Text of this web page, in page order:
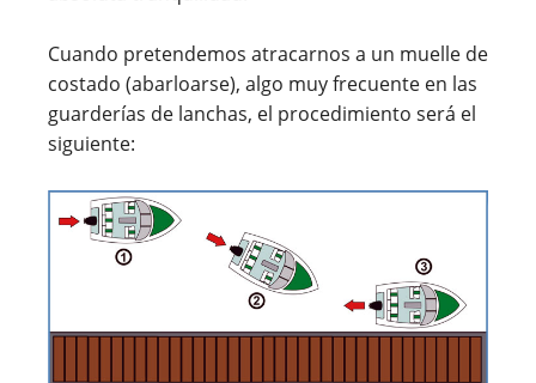
Cuando pretendemos atracarnos a un muelle de
costado (abarloarse), algo muy frecuente en las
guarderías de lanchas, el procedimiento será el
siguiente: